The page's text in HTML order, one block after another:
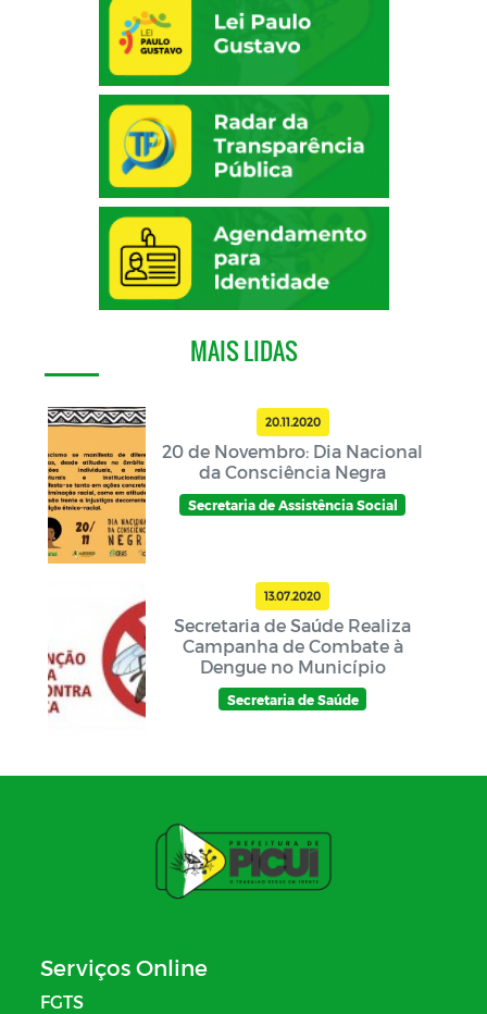
MAIS LIDAS
20.11.2020
20 de Novembro: Dia Nacional
da Consciência Negra
Secretaria de Assistência Social
13.07.2020
Secretaria de Saúde Realiza
Campanha de Combate à
Dengue no Município
Secretaria de Saúde
Serviços Online
FGTS